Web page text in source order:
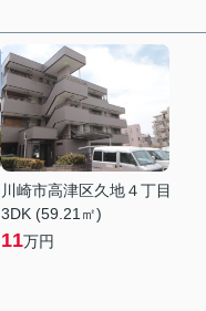
川崎市高津区久地４丁目
3DK (59.21㎡)
11万円